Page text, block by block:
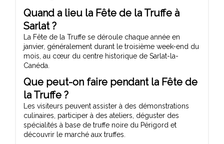
Quand a lieu la Fête de la Truffe à
Sarlat ?
La Fête de la Truffe se déroule chaque année en
janvier, généralement durant le troisième week-end du
mois, au cœur du centre historique de Sarlat-la-
Canéda.
Que peut-on faire pendant la Fête de
la Truffe ?
Les visiteurs peuvent assister à des démonstrations
culinaires, participer à des ateliers, déguster des
spécialités à base de truffe noire du Périgord et
découvrir le marché aux truffes.